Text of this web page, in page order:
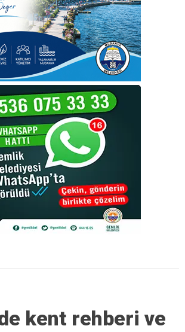
kent rehberi ve